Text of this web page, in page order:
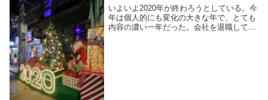
いよいよ2020年が終わろうとしている。今
年は個人的にも変化の大きな年で、とても
内容の濃い一年だった。会社を退職して、